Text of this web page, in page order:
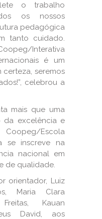
o trabalho
os nossos
pedagógica
tanto cuidado.
Interativa
é um
seremos
celebrou a
mais que uma
da excelência e
Escola
se inscreve na
nacional em
de qualidade.
orientador, Luiz
Maria Clara
Kauan
David, aos